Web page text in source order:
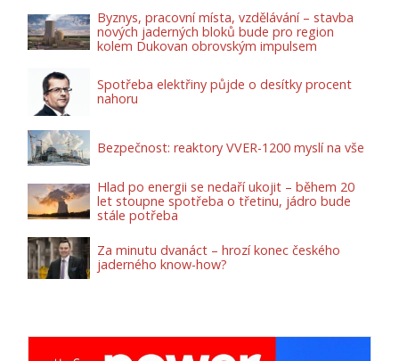
Byznys, pracovní místa, vzdělávání – stavba
nových jaderných bloků bude pro region
kolem Dukovan obrovským impulsem
Spotřeba elektřiny půjde o desítky procent
nahoru
Bezpečnost: reaktory VVER-1200 myslí na vše
Hlad po energii se nedaří ukojit – během 20
let stoupne spotřeba o třetinu, jádro bude
stále potřeba
Za minutu dvanáct – hrozí konec českého
jaderného know-how?